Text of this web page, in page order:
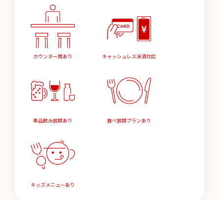
カウンター席あり キャッシュレス決済対応
単品飲み放題あり 食べ放題プランあり
キッズメニューあり